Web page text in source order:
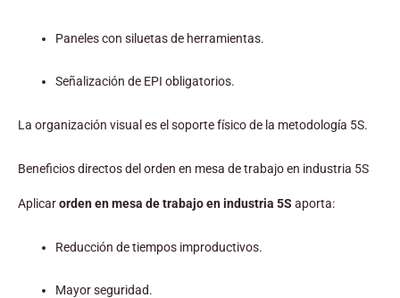
Paneles con siluetas de herramientas.
Señalización de EPI obligatorios.
La organización visual es el soporte físico de la metodología 5S.
Beneficios directos del orden en mesa de trabajo en industria 5S
Aplicarorden en mesa de trabajo en industria 5S aporta:
Reducción de tiempos improductivos.
Mayor seguridad.